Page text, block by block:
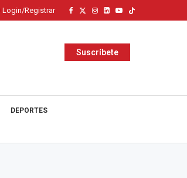
Login/Registrar
Suscríbete
DEPORTES